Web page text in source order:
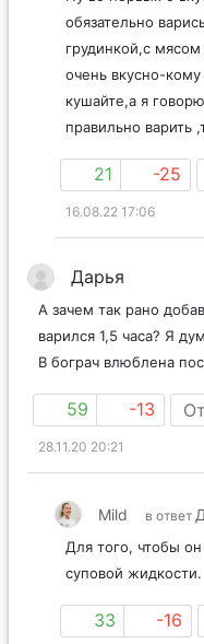
обязательно
грудинкой,с
очень вкусно-кому
кушайте,а я
правильно варить
21 -25
16.08.22 17:06
Дарья
А зачем так рано
варился 1,5 часа? Я
В бограч влюблена
59 -13
28.11.20 20:21
Mild в ответ
Для того, чтобы он
суповой жидкости.
33 -16